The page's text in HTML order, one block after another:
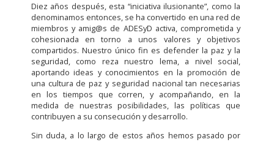
Diez años después, esta “iniciativa ilusionante”, como la
denominamos entonces, se ha convertido en una red de
miembros y amig@s de ADESyD activa, comprometida y
cohesionada en torno a unos valores y objetivos
compartidos. Nuestro único fin es defender la paz y la
seguridad, como reza nuestro lema, a nivel social,
aportando ideas y conocimientos en la promoción de
una cultura de paz y seguridad nacional tan necesarias
en los tiempos que corren, y acompañando, en la
medida de nuestras posibilidades, las políticas que
contribuyen a su consecución y desarrollo.
Sin duda, a lo largo de estos años hemos pasado por